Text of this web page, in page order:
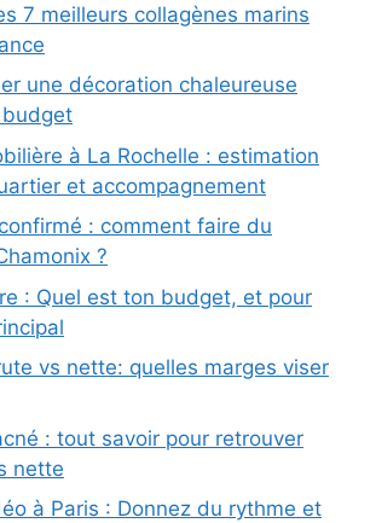
7 meilleurs collagènes marins
une décoration chaleureuse
à La Rochelle : estimation
et accompagnement
: comment faire du
?
: Quel est ton budget, et pour
vs nette: quelles marges viser
: tout savoir pour retrouver
nette
à Paris : Donnez du rythme et